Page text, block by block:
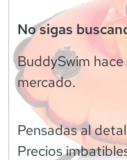
No sigas
BuddySwim hace
mercado.
Pensadas al
Precios